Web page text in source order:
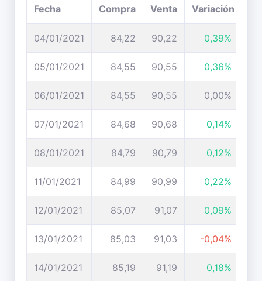
Fecha Compra Venta Variación
04/01/2021 84,22 90,22 0,39%
05/01/2021 84,55 90,55 0,36%
06/01/2021 84,55 90,55 0,00%
07/01/2021 84,68 90,68 0,14%
08/01/2021 84,79 90,79 0,12%
11/01/2021 84,99 90,99 0,22%
12/01/2021 85,07 91,07 0,09%
13/01/2021 85,03 91,03 -0,04%
14/01/2021 85,19 91,19 0,18%